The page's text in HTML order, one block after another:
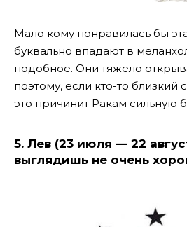
Мало кому понравилась бы
буквально впадают в
подобное. Они тяжело
поэтому, если кто-то близкий
это причинит Ракам сильную
5. Лев (23 июля — 22
выглядишь не очень